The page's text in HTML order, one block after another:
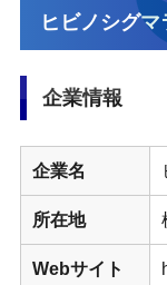
ヒビノシグ
企業情報
企業名
所在地
Webサイト